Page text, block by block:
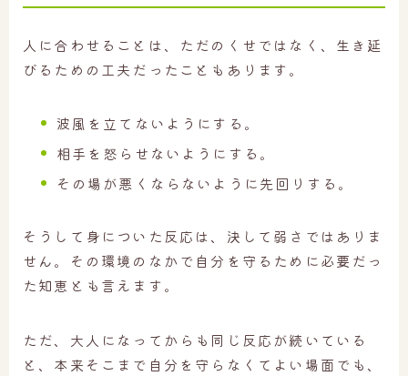
人に合わせることは、ただのくせではなく、生き延
びるための工夫だったこともあります。
波風を立てないようにする。
相手を怒らせないようにする。
その場が悪くならないように先回りする。
そうして身についた反応は、決して弱さではありま
せん。その環境のなかで自分を守るために必要だっ
た知恵とも言えます。
ただ、大人になってからも同じ反応が続いている
と、本来そこまで自分を守らなくてよい場面でも、